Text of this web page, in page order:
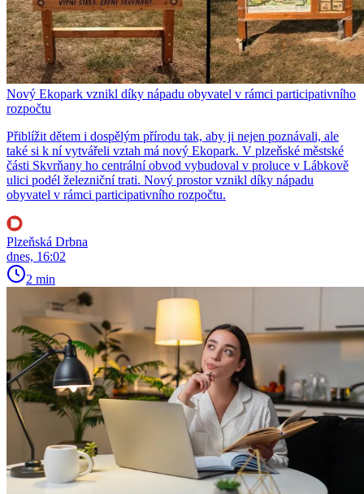
Nový Ekopark vznikl díky nápadu obyvatel v rámci participativního
rozpočtu
Přiblížit dětem i dospělým přírodu tak, aby ji nejen poznávali, ale
také si k ní vytvářeli vztah má nový Ekopark. V plzeňské městské
části Skvrňany ho centrální obvod vybudoval v proluce v Lábkově
ulici podél železniční trati. Nový prostor vznikl díky nápadu
obyvatel v rámci participativního rozpočtu.
Plzeňská Drbna
dnes, 16:02
2 min